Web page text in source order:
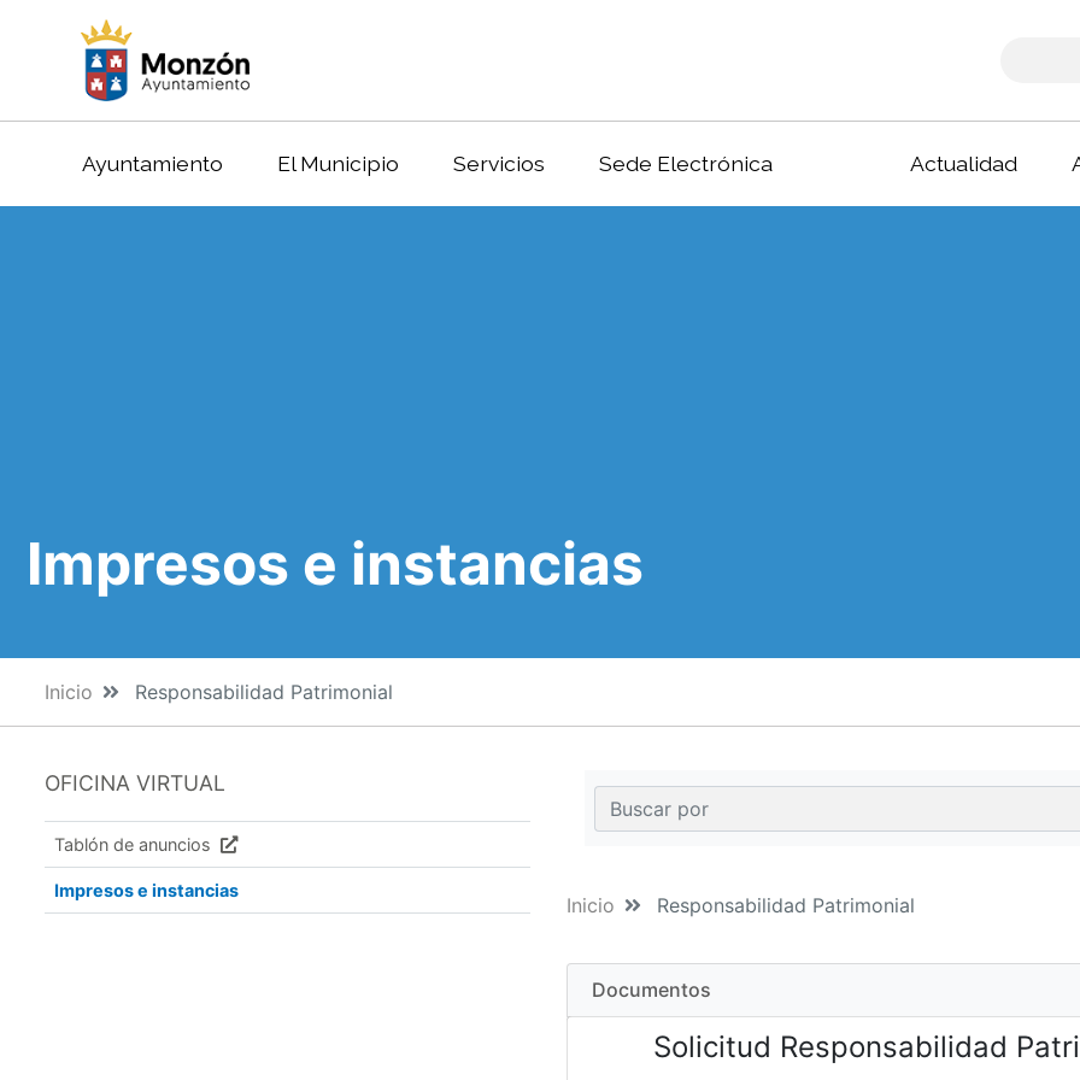
Ayuntamiento El Municipio Servicios Sede Electrónica Actualidad
Impresos e instancias
Inicio Responsabilidad Patrimonial
OFICINA VIRTUAL
Tablón de anuncios
Impresos e instancias
Inicio Responsabilidad Patrimonial
Documentos
Solicitud Responsabilidad